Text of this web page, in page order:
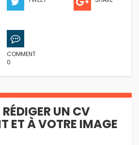
COMMENT
0
UN CV
ET À VOTRE IMAGE